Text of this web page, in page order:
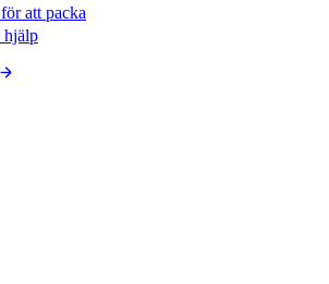
att packa
hjälp